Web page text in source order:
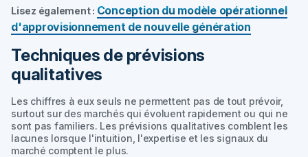
Lisez également : Conception du modèle opérationnel
d'approvisionnement de nouvelle génération
Techniques de prévisions
qualitatives
Les chiffres à eux seuls ne permettent pas de tout prévoir,
surtout sur des marchés qui évoluent rapidement ou qui ne
sont pas familiers. Les prévisions qualitatives comblent les
lacunes lorsque l'intuition, l'expertise et les signaux du
marché comptent le plus.